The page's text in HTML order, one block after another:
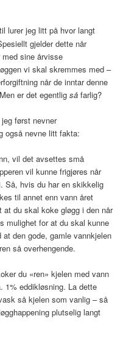
lurer jeg litt på hvor langt
gjelder dette når
sine årvisse
vi skal skremmes med –
når de inntar denne
er det egentligså farlig?
først nevner
også nevne litt fakta:
vil det avsettes små
vil kunne frigjøres når
Så, hvis du har en skikkelig
til annet enn vann året
at du skal koke gløgg i den når
mulighet for at du skal kunne
den gode, gamle vannkjelen
så overhengende.
du «ren» kjelen med vann
1% eddikløsning. La dette
så kjelen som vanlig – så
plutselig langt